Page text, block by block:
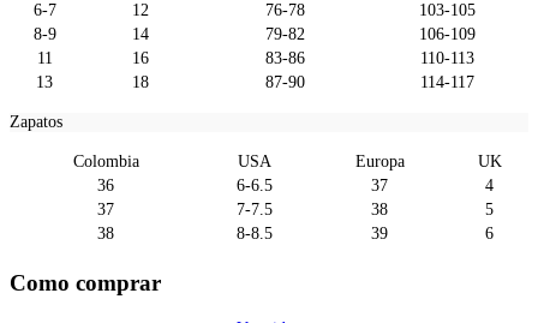
6-7
12 76-78
103-105
8-9
14 79-82
106-109
11
16 83-86
110-113
13
18 87-90 114-117
Zapatos
Colombia USA Europa
UK
36
6-6.5 37
4
37
7-7.5 38
5
38
8-8.5 39 6
Como comprar